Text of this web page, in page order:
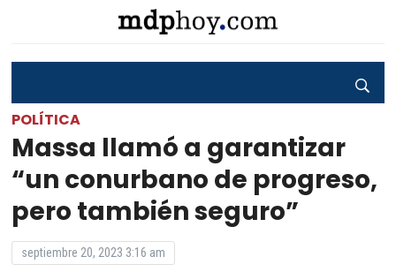
POLÍTICA
Massa llamó a garantizar
“un conurbano de progreso,
pero también seguro”
septiembre 20, 2023 3:16 am